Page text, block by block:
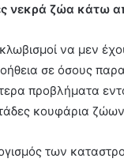
νεκρά ζώα κάτω
να μεν
σε όσους
προβλήματα
κουφάρια
των